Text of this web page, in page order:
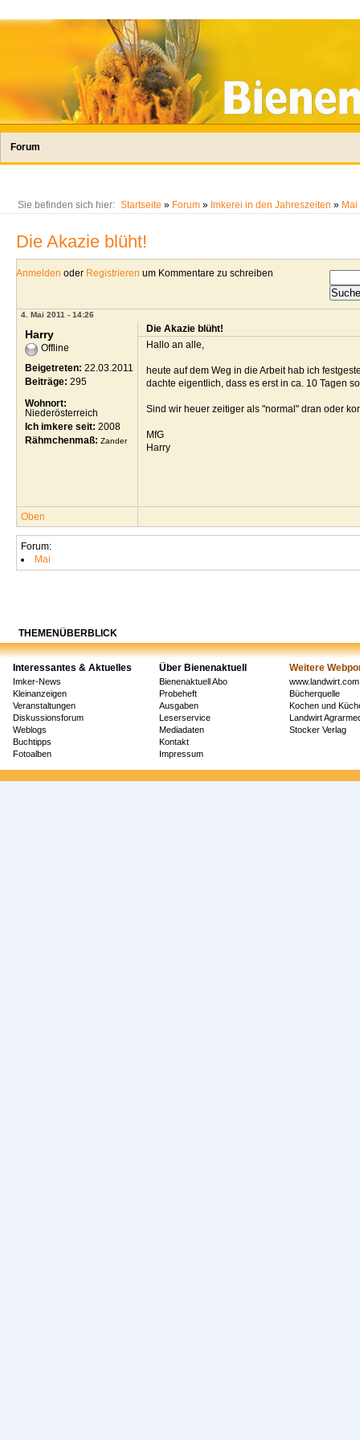
Forum
Sie befinden sich hier: Startseite » Forum » Imkerei in den Jahreszeiten » Mai
Die Akazie blüht!
Anmelden oder Registrieren um Kommentare zu schreiben
4. Mai 2011 - 14:26
Harry
Offline
Beigetreten: 22.03.2011
Beiträge: 295
Wohnort:
Niederösterreich
Ich imkere seit: 2008
Rähmchenmaß: Zander
Die Akazie blüht!
Hallo an alle,
heute auf dem Weg in die Arbeit hab ich
dachte eigentlich, dass es erst in ca. 10 Tagen
Sind wir heuer zeitiger als "normal" dran oder
MfG
Harry
Oben
Forum:
Mai
THEMENÜBERBLICK
Interessantes & Aktuelles Über Bienenaktuell Weitere
Imker-News
Kleinanzeigen
Veranstaltungen
Diskussionsforum
Weblogs
Buchtipps
Fotoalben
Bienenaktuell Abo
Probeheft
Ausgaben
Leserservice
Mediadaten
Kontakt
Impressum
www.landwirt.com
Bücherquelle
Kochen und
Landwirt
Stocker Verlag